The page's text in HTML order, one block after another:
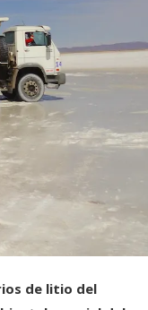
de litio del